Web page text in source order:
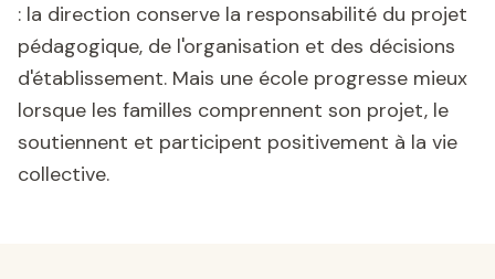
: la direction conserve la responsabilité du projet
pédagogique, de l'organisation et des décisions
d'établissement. Mais une école progresse mieux
lorsque les familles comprennent son projet, le
soutiennent et participent positivement à la vie
collective.